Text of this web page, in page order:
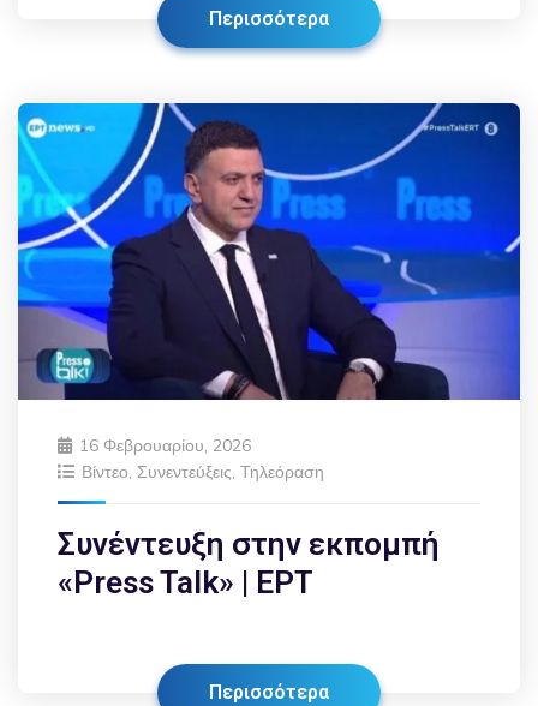
Περισσότερα
16 Φεβρουαρίου, 2026
Βίντεο, Συνεντεύξεις, Τηλεόραση
Συνέντευξη στην εκπομπή
«Press Talk» | ΕΡΤ
Περισσότερα